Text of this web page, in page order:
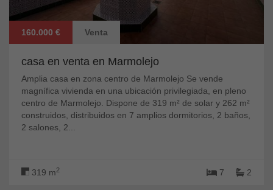
160.000 € Venta
casa en venta en Marmolejo
Amplia casa en zona centro de Marmolejo Se vende
magnífica vivienda en una ubicación privilegiada, en pleno
centro de Marmolejo. Dispone de 319 m² de solar y 262 m²
construidos, distribuidos en 7 amplios dormitorios, 2 baños,
2 salones, 2...
319 m2 7 2